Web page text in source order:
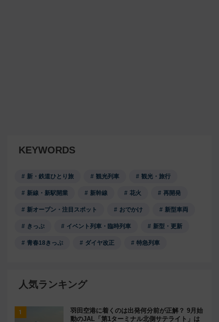
KEYWORDS
新・鉄道ひとり旅 観光列車 観光・旅行
新線・新駅開業 新幹線 花火 再開発
新オープン・注目スポット おでかけ 新型車両
きっぷ イベント列車・臨時列車 新型・更新
青春18きっぷ ダイヤ改正 特急列車
人気ランキング
羽田空港に着くのは出発何分前が正解？ 9月始
動のJAL「第1ターミナル北側サテライト」は